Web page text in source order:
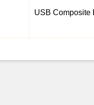
USB Composite